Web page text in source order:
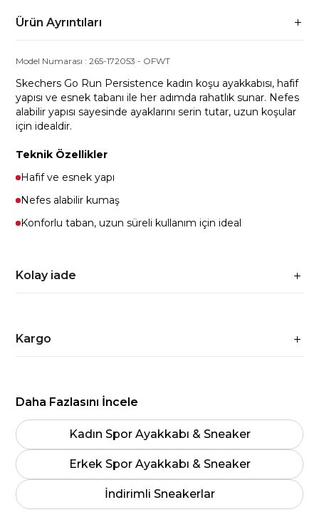
Ürün Ayrıntıları
Model Numarası :265-172053 - OFWT
Skechers Go Run Persistence kadın koşu ayakkabısı, hafif
yapısı ve esnek tabanı ile her adımda rahatlık sunar. Nefes
alabilir yapısı sayesinde ayaklarını serin tutar, uzun koşular
için idealdir.
Teknik Özellikler
Hafif ve esnek yapı
Nefes alabilir kumaş
Konforlu taban, uzun süreli kullanım için ideal
Kolay iade
Kargo
Daha Fazlasını İncele
Kadın Spor Ayakkabı & Sneaker
Erkek Spor Ayakkabı & Sneaker
İndirimli Sneakerlar